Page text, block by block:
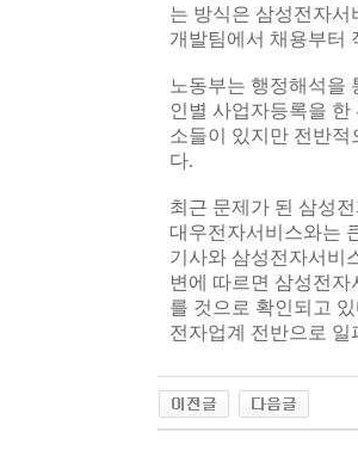
는 방식은 삼성전자
개발팀에서 채용부터
노동부는 행정해석을
인별 사업자등록을
소들이 있지만 전반
다.
최근 문제가 된 삼성
대우전자서비스와는
기사와 삼성전자서비
변에 따르면 삼성전
를 것으로 확인되고
전자업계 전반으로